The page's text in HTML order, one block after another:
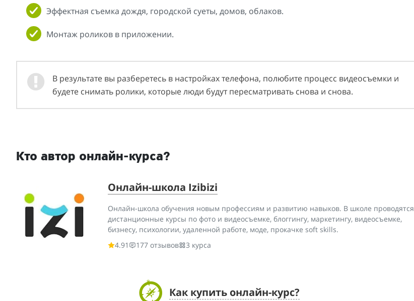
Эффектная съемка дождя, городской суеты, домов, облаков.
Монтаж роликов в приложении.
В результате вы разберетесь в настройках телефона, полюбите процесс видеосъемки и
будете снимать ролики, которые люди будут пересматривать снова и снова.
Кто автор онлайн-курса?
Онлайн-школа Izibizi
Онлайн-школа обучения новым профессиям и развитию навыков. В школе проводятся
дистанционные курсы по фото и видеосъемке, блоггингу, маркетингу, видеосъемке,
бизнесу, психологии, удаленной работе, моде, прокачке soft skills.
4.91
177 отзывов 3 курса
Как купить онлайн-курс?